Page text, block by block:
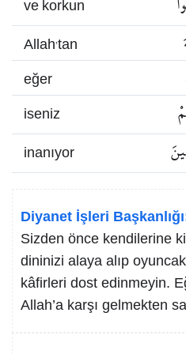
ve korkun
Allah’tan
eğer
iseniz
inanıyor
Diyanet İşleri
Sizden önce kendilerine
dininizi alaya alıp
kâfirleri dost edinmeyin.
Allah’a karşı gelmekten